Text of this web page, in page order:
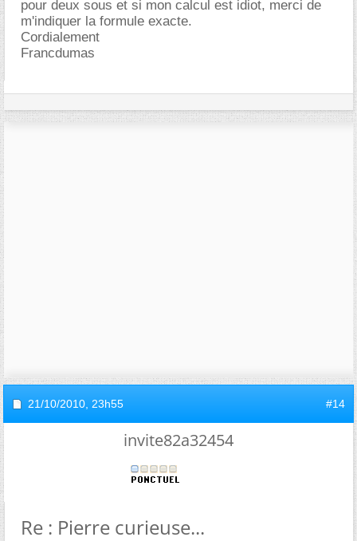
pour deux sous et si mon calcul est idiot, merci de
m'indiquer la formule exacte.
Cordialement
Francdumas
21/10/2010, 23h55 #14
invite82a32454
Re : Pierre curieuse...